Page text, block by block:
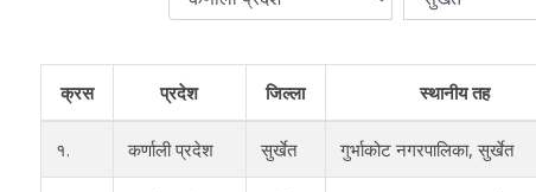
क्रस प्रदेश जिल्ला स्थानीय तह
१. कर्णाली प्रदेश सुर्खेत गुर्भाकोट नगरपालिका, सुर्खेत